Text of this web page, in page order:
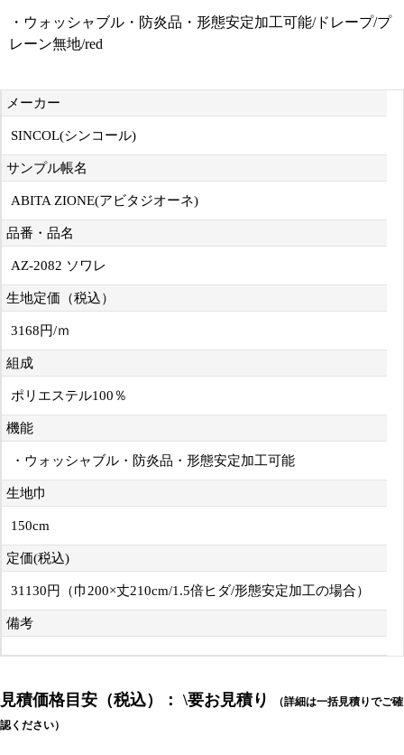
・ウォッシャブル・防炎品・形態安定加工可能/ドレープ/プ
レーン無地/red
メーカー
SINCOL(シンコール)
サンプル帳名
ABITA ZIONE(アビタジオーネ)
品番・品名
AZ-2082 ソワレ
生地定価（税込）
3168円/ｍ
組成
ポリエステル100％
機能
・ウォッシャブル・防炎品・形態安定加工可能
生地巾
150cm
定価(税込)
31130円（巾200×丈210cm/1.5倍ヒダ/形態安定加工の場合）
備考
見積価格目安（税込）： \要お見積り
（詳細は一括見積りでご確
認ください）